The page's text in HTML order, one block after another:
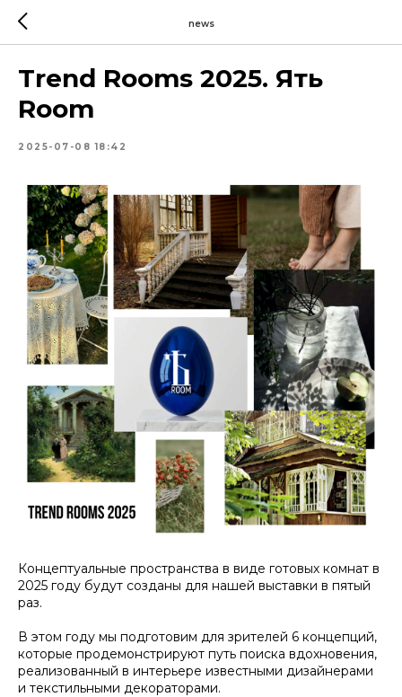
news
Trend Rooms 2025. Ять
Room
2025-07-08 18:42
Концептуальные пространства в виде готовых комнат в
2025 году будут созданы для нашей выставки в пятый
раз.
В этом году мы подготовим для зрителей 6 концепций,
которые продемонстрируют путь поиска вдохновения,
реализованный в интерьере известными дизайнерами
и текстильными декораторами.